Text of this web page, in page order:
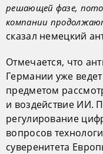
решающей фазе,
компании
сказал немецкий
Отмечается, что
Германии уже
предметом
и воздействие ИИ.
регулирование
вопросов
суверенитета